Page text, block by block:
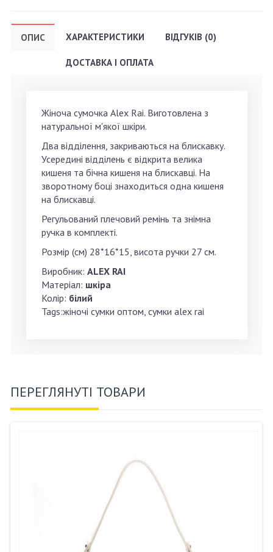
ОПИС ХАРАКТЕРИСТИКИ ВІДГУКІВ (0)
ДОСТАВКА І ОПЛАТА
Жіноча сумочка Alex Rai. Виготовлена з
натуральної м'якої шкіри.
Два відділення, закриваються на блискавку.
Усередині відділень є відкрита велика
кишеня та бічна кишеня на блискавці. На
зворотному боці знаходиться одна кишеня
на блискавці.
Регульований плечовий ремінь та знімна
ручка в комплекті.
Розмір (см) 28*16*15, висота ручки 27 см.
Виробник: ALEX RAI
Матеріал: шкіра
Колір: білий
Tags:жіночі сумки оптом, сумки alex rai
ПЕРЕГЛЯНУТІ ТОВАРИ